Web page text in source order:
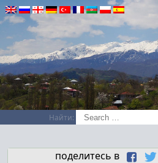
Найти:
поделитесь в